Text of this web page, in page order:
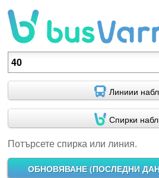
Потърсете спирка или линия.
Линиии
Спирки
Потърсете спирка или линия.
ОБНОВЯВАНЕ (ПОСЛЕДНИ